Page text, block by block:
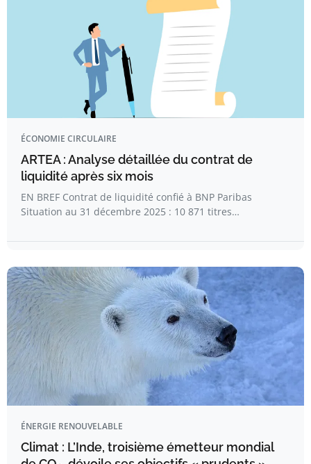
ÉCONOMIE CIRCULAIRE
ARTEA : Analyse détaillée du contrat de
liquidité après six mois
EN BREF Contrat de liquidité confié à BNP Paribas
Situation au 31 décembre 2025 : 10 871 titres…
ÉNERGIE RENOUVELABLE
Climat : L’Inde, troisième émetteur mondial